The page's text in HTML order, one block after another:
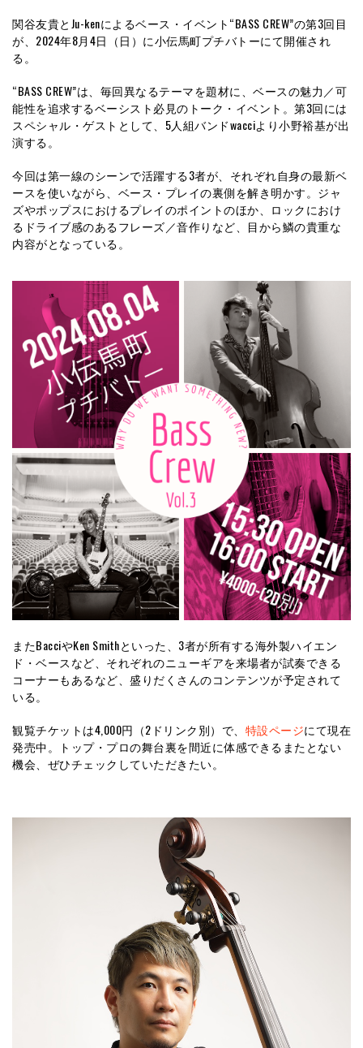
関谷友貴とJu-kenによるベース・イベント“BASS CREW”の第3回目
が、2024年8月4日（日）に小伝馬町プチバトーにて開催され
る。
“BASS CREW”は、毎回異なるテーマを題材に、ベースの魅力／可
能性を追求するベーシスト必見のトーク・イベント。第3回には
スペシャル・ゲストとして、5人組バンドwacciより小野裕基が出
演する。
今回は第一線のシーンで活躍する3者が、それぞれ自身の最新ベ
ースを使いながら、ベース・プレイの裏側を解き明かす。ジャ
ズやポップスにおけるプレイのポイントのほか、ロックにおけ
るドライブ感のあるフレーズ／音作りなど、目から鱗の貴重な
内容がとなっている。
またBacciやKen Smithといった、3者が所有する海外製ハイエン
ド・ベースなど、それぞれのニューギアを来場者が試奏できる
コーナーもあるなど、盛りだくさんのコンテンツが予定されて
いる。
観覧チケットは4,000円（2ドリンク別）で、 特設ページにて現在
発売中。トップ・プロの舞台裏を間近に体感できるまたとない
機会、ぜひチェックしていただきたい。